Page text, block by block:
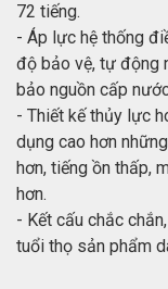
72 tiếng.
- Áp lực hệ thống
độ bảo vệ, tự động
bảo nguồn cấp
- Thiết kế thủy lực
dụng cao hơn
hơn, tiếng ồn thấp,
hơn.
- Kết cấu chắc
tuổi thọ sản phẩm